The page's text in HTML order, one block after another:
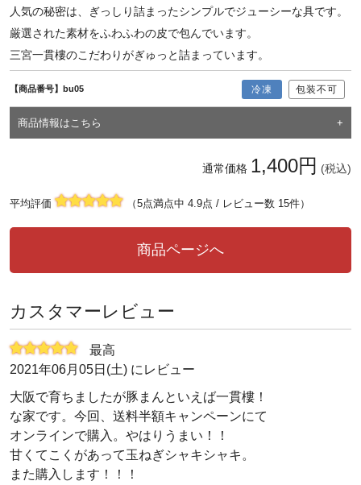
人気の秘密は、ぎっしり詰まったシンプルでジューシーな具です。
厳選された素材をふわふわの皮で包んでいます。
三宮一貫樓のこだわりがぎゅっと詰まっています。
【商品番号】bu05 冷凍 包装不可
商品情報はこちら
通常価格 1,400円 (税込)
平均評価 （5点満点中 4.9点 / レビュー数 15件）
商品ページへ
カスタマーレビュー
最高
2021年06月05日(土) にレビュー
大阪で育ちましたが豚まんといえば一貫樓！
な家です。今回、送料半額キャンペーンにて
オンラインで購入。やはりうまい！！
甘くてこくがあって玉ねぎシャキシャキ。
また購入します！！！